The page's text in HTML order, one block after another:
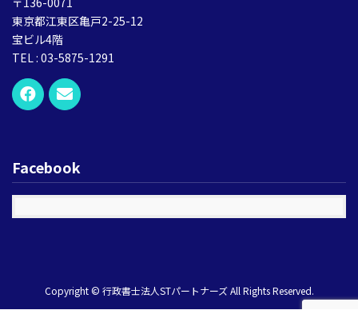
東京都江東区亀戸2-25-12
宝ビル4階
TEL : 03-5875-1291
Facebook
Copyright © 行政書士法人STパートナーズ All Rights Reserved.